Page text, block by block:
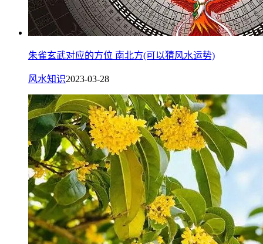
朱雀玄武对应的方位 南北方(可以猜风水运势)
风水知识2023-03-28